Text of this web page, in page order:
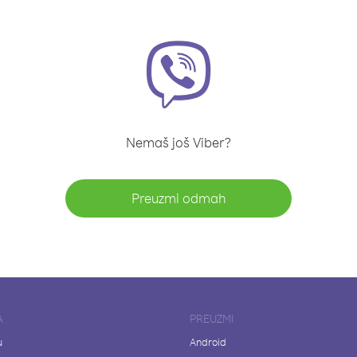
Nemaš još Viber?
Preuzmi odmah
PREUZMI
Android